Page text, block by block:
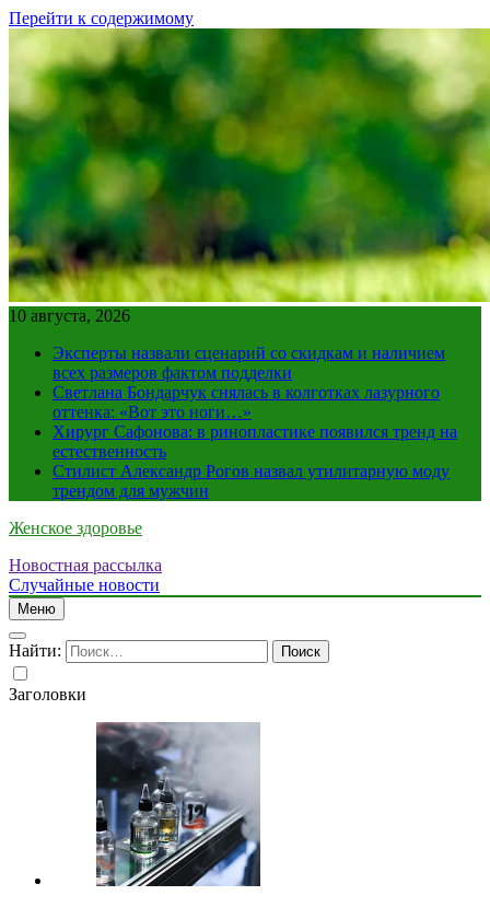
Перейти к содержимому
10 августа, 2026
Эксперты назвали сценарий со скидкам и наличием
всех размеров фактом подделки
Светлана Бондарчук снялась в колготках лазурного
оттенка: «Вот это ноги…»
Хирург Сафонова: в ринопластике появился тренд на
естественность
Стилист Александр Рогов назвал утилитарную моду
трендом для мужчин
Женское здоровье
Новостная рассылка
Случайные новости
Меню
Найти:
Заголовки